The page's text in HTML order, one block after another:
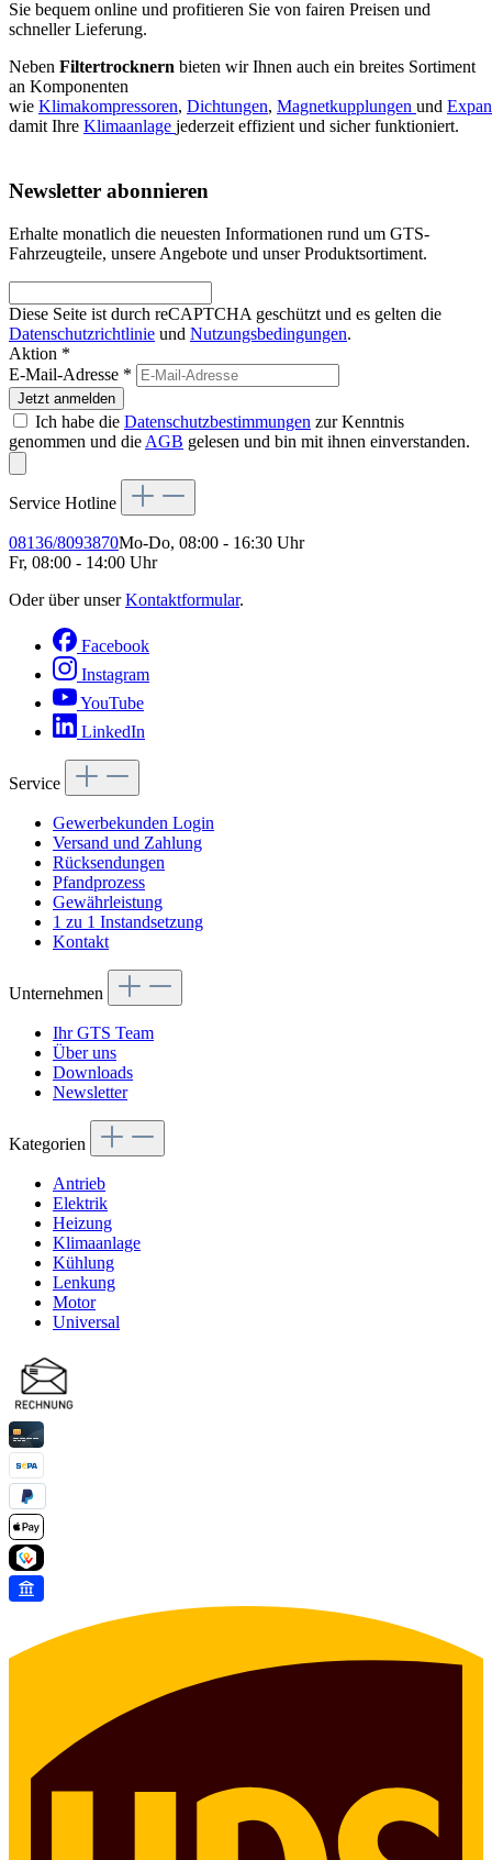
Sie bequem online und profitieren Sie von fairen Preisen und
schneller Lieferung.
Neben Filtertrocknern bieten wir Ihnen auch ein breites Sortiment
an Komponenten
wie Klimakompressoren, Dichtungen, Magnetkupplungen und
damit Ihre Klimaanlage jederzeit effizient und sicher funktioniert.
Newsletter abonnieren
Erhalte monatlich die neuesten Informationen rund um GTS-
Fahrzeugteile, unsere Angebote und unser Produktsortiment.
Diese Seite ist durch reCAPTCHA geschützt und es gelten die
Datenschutzrichtlinie und Nutzungsbedingungen.
Aktion *
E-Mail-Adresse *
Jetzt anmelden
Ich habe die Datenschutzbestimmungen zur Kenntnis
genommen und die AGB gelesen und bin mit ihnen einverstanden.
Service Hotline
08136/8093870Mo-Do, 08:00 - 16:30 Uhr
Fr, 08:00 - 14:00 Uhr
Oder über unserKontaktformular.
Facebook
Instagram
YouTube
LinkedIn
Service
Gewerbekunden Login
Versand und Zahlung
Rücksendungen
Pfandprozess
Gewährleistung
1 zu 1 Instandsetzung
Kontakt
Unternehmen
Ihr GTS Team
Über uns
Downloads
Newsletter
Kategorien
Antrieb
Elektrik
Heizung
Klimaanlage
Kühlung
Lenkung
Motor
Universal